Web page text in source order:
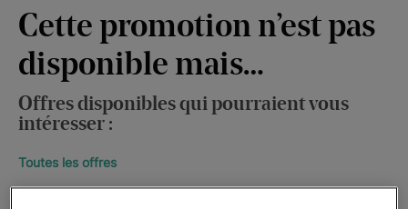
Cette promotion n’est pas
disponible mais…
Offres disponibles qui pourraient vous
intéresser :
Toutes les offres